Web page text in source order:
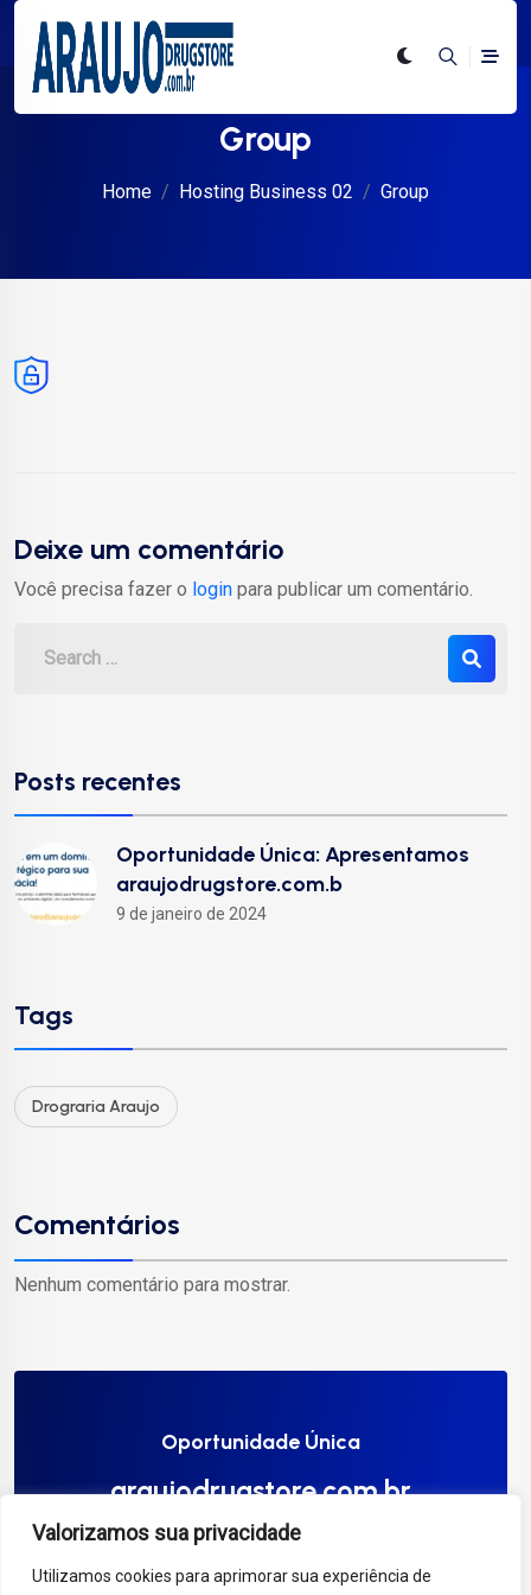
Valorizamos sua privacidade
Utilizamos cookies para aprimorar sua experiência de
Group
Home Hosting Business 02 Group
Deixe um comentário
Você precisa fazer o login para publicar um comentário.
Posts recentes
Oportunidade Única: Apresentamos
araujodrugstore.com.b
9 de janeiro de 2024
Tags
Drograria Araujo
Comentários
Nenhum comentário para mostrar.
Oportunidade Única
araujodrugstore.com.br
Compre Agora